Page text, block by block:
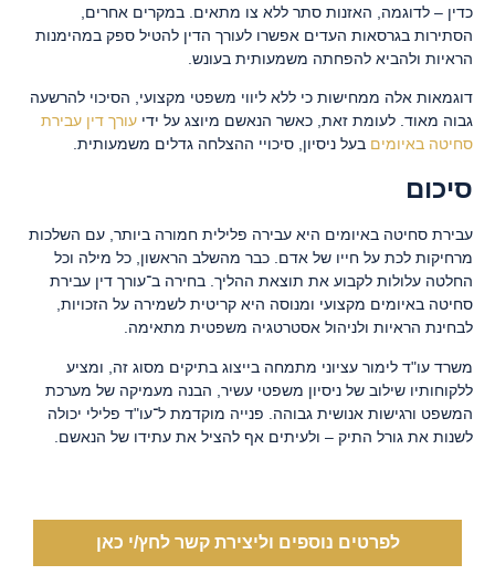
כדין – לדוגמה, האזנות סתר ללא צו מתאים. במקרים אחרים,
הסתירות בגרסאות העדים אפשרו לעורך הדין להטיל ספק במהימנות
הראיות ולהביא להפחתה משמעותית בעונש.
דוגמאות אלה ממחישות כי ללא ליווי משפטי מקצועי, הסיכוי להרשעה
גבוה מאוד. לעומת זאת, כאשר הנאשם מיוצג על ידי עורך דין עבירת
סחיטה באיומים בעל ניסיון, סיכויי ההצלחה גדלים משמעותית.
סיכום
עבירת סחיטה באיומים היא עבירה פלילית חמורה ביותר, עם השלכות
מרחיקות לכת על חייו של אדם. כבר מהשלב הראשון, כל מילה וכל
החלטה עלולות לקבוע את תוצאת ההליך. בחירה ב־עורך דין עבירת
סחיטה באיומים מקצועי ומנוסה היא קריטית לשמירה על הזכויות,
לבחינת הראיות ולניהול אסטרטגיה משפטית מתאימה.
משרד עו"ד לימור עציוני מתמחה בייצוג בתיקים מסוג זה, ומציע
ללקוחותיו שילוב של ניסיון משפטי עשיר, הבנה מעמיקה של מערכת
המשפט ורגישות אנושית גבוהה. פנייה מוקדמת ל־עו"ד פלילי יכולה
לשנות את גורל התיק – ולעיתים אף להציל את עתידו של הנאשם.
לפרטים נוספים וליצירת קשר לחץ/י כאן